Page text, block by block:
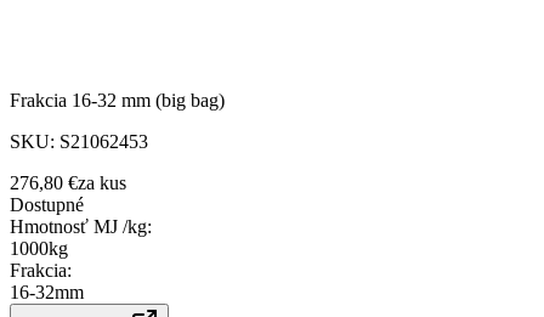
Frakcia 16-32 mm (big bag)
SKU: S21062453
276,80 €za kus
Dostupné
Hmotnosť MJ /kg:
1000kg
Frakcia:
16-32mm